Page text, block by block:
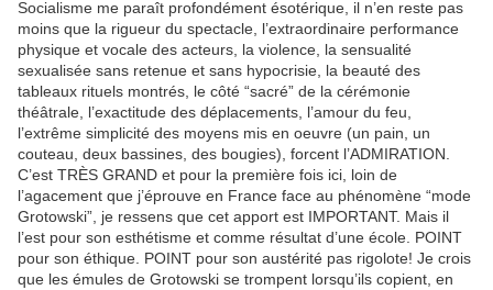
Socialisme me paraît profondément ésotérique, il n’en reste pas
moins que la rigueur du spectacle, l’extraordinaire performance
physique et vocale des acteurs, la violence, la sensualité
sexualisée sans retenue et sans hypocrisie, la beauté des
tableaux rituels montrés, le côté “sacré” de la cérémonie
théâtrale, l’exactitude des déplacements, l’amour du feu,
l’extrême simplicité des moyens mis en oeuvre (un pain, un
couteau, deux bassines, des bougies), forcent l’ADMIRATION.
C’est TRÈS GRAND et pour la première fois ici, loin de
l’agacement que j’éprouve en France face au phénomène “mode
Grotowski”, je ressens que cet apport est IMPORTANT. Mais il
l’est pour son esthétisme et comme résultat d’une école. POINT
pour son éthique. POINT pour son austérité pas rigolote! Je crois
que les émules de Grotowski se trompent lorsqu’ils copient, en